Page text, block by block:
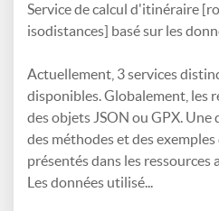
Service de calcul d'itinéraire
isodistances] basé sur les
Actuellement, 3 services
disponibles. Globalement, les
des objets JSON ou GPX.
des méthodes et des
présentés dans les ressources
Les données utilisé...